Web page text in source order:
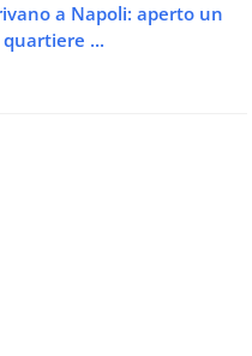
a Napoli: aperto un
...